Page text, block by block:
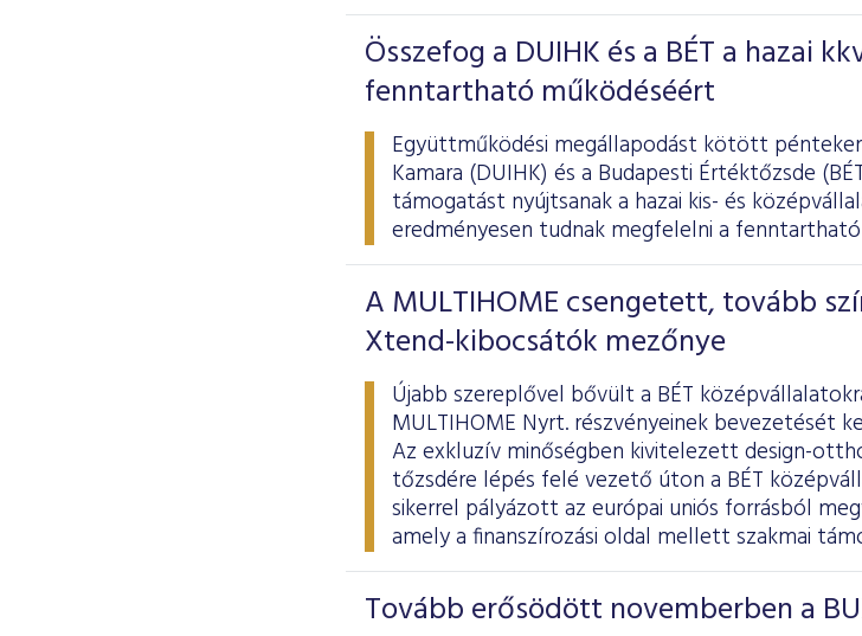
Összefog a DUIHK és a BÉT a hazai
fenntartható működéséért
Együttműködési megállapodást kötött
Kamara (DUIHK) és a Budapesti Értéktőzsde
támogatást nyújtsanak a hazai kis- és
eredményesen tudnak megfelelni a
A MULTIHOME csengetett, tovább
Xtend-kibocsátók mezőnye
Újabb szereplővel bővült a BÉT
MULTIHOME Nyrt. részvényeinek bevezetését
Az exkluzív minőségben kivitelezett design-
tőzsdére lépés felé vezető úton a BÉT
sikerrel pályázott az európai uniós forrásból
amely a finanszírozási oldal mellett szakmai
Tovább erősödött novemberben a